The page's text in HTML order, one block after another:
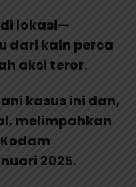
lokasi—
dari kain perca
aksi teror.
kasus ini dan,
melimpahkan
2025.